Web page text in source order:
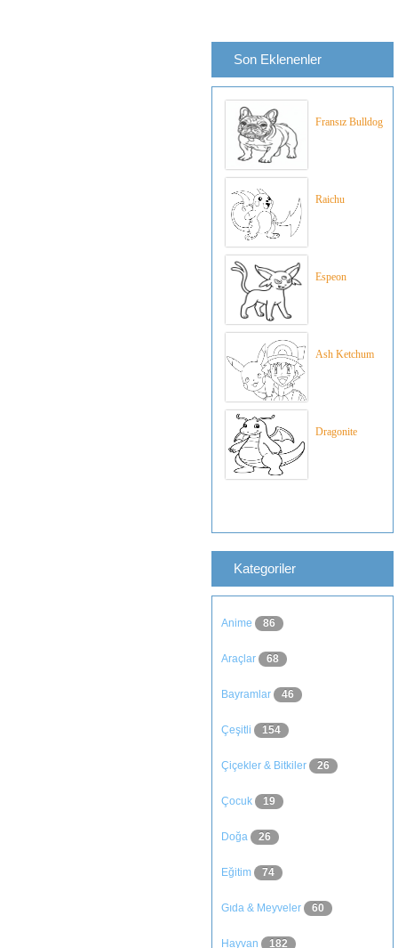
Son Eklenenler
Fransız Bulldog
Raichu
Espeon
Ash Ketchum
Dragonite
Kategoriler
Anime 86
Araçlar 68
Bayramlar 46
Çeşitli 154
Çiçekler & Bitkiler 26
Çocuk 19
Doğa 26
Eğitim 74
Gıda & Meyveler 60
Hayvan 182